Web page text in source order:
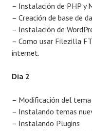
– Instalación de PHP y
– Creación de base de
– Instalación de
– Como usar Filezilla
internet.
Dia 2
– Modificación del
– Instalando temas
– Instalando Plugins